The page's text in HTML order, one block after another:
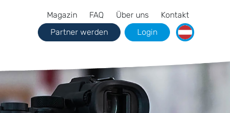
Magazin FAQ Über uns
Kontakt
Partner werden Login